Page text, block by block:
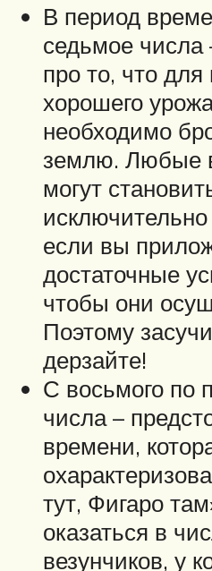
В период
седьмое числа
про то, что для
хорошего
необходимо
землю. Любые
могут
если вы
достаточные
чтобы они
Поэтому
дерзайте!
С восьмого по
числа –
времени,
тут, Фигаро
оказаться в
везунчиков, у